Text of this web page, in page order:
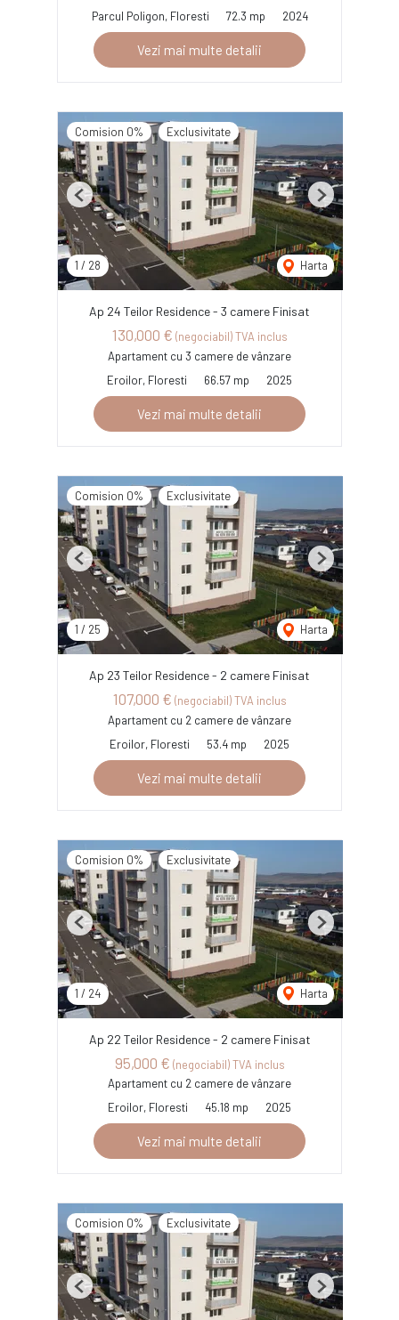
Parcul Poligon, Floresti
72.3 mp 2024
Vezi mai multe detalii
Comision 0% Exclusivitate
1 / 28 Harta
Previous Next
Ap 24 Teilor Residence - 3 camere Finisat
130,000 € (negociabil) TVA inclus
Apartament cu 3 camere de vânzare
Eroilor, Floresti
66.57 mp 2025
Vezi mai multe detalii
Comision 0% Exclusivitate
1 / 25 Harta
Previous Next
Ap 23 Teilor Residence - 2 camere Finisat
107,000 € (negociabil) TVA inclus
Apartament cu 2 camere de vânzare
Eroilor, Floresti
53.4 mp 2025
Vezi mai multe detalii
Comision 0% Exclusivitate
1 / 24 Harta
Previous Next
Ap 22 Teilor Residence - 2 camere Finisat
95,000 € (negociabil) TVA inclus
Apartament cu 2 camere de vânzare
Eroilor, Floresti
45.18 mp 2025
Vezi mai multe detalii
Comision 0% Exclusivitate
Previous Next